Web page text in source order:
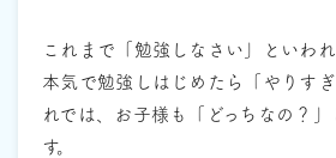
これまで「勉強しなさい」といわ
本気で勉強しはじめたら「やりす
れでは、お子様も「どっちなの？」
す。